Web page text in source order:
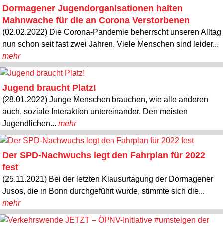
Dormagener Jugendorganisationen halten
Mahnwache für die an Corona Verstorbenen
(02.02.2022) Die Corona-Pandemie beherrscht unseren Alltag
nun schon seit fast zwei Jahren. Viele Menschen sind leider...
mehr
Jugend braucht Platz!
(28.01.2022) Junge Menschen brauchen, wie alle anderen
auch, soziale Interaktion untereinander. Den meisten
Jugendlichen... mehr
Der SPD-Nachwuchs legt den Fahrplan für 2022
fest
(25.11.2021) Bei der letzten Klausurtagung der Dormagener
Jusos, die in Bonn durchgeführt wurde, stimmte sich die...
mehr